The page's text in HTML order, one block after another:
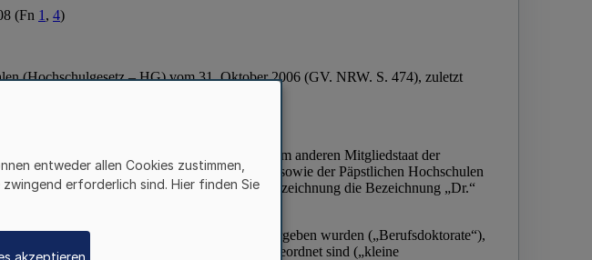
entweder allen Cookies zustimmen,
erforderlich sind. Hier finden Sie
akzeptieren